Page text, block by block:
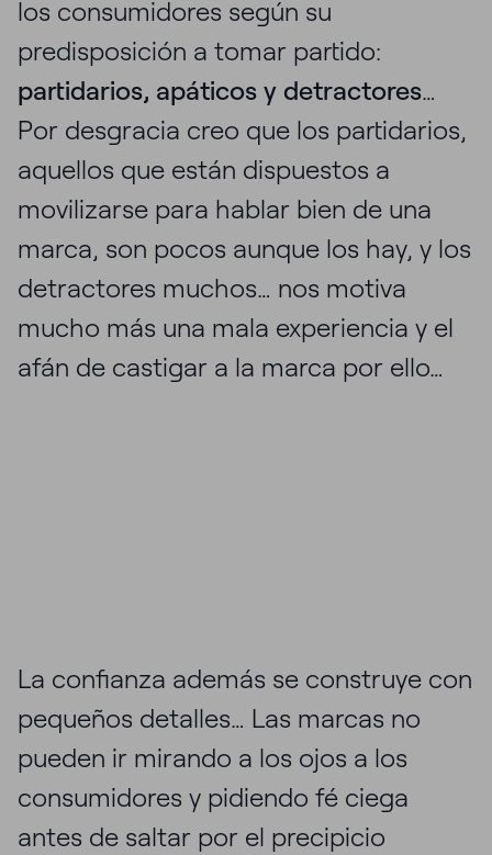
los consumidores según su
predisposición a tomar partido:
partidarios, apáticos y detractores…
Por desgracia creo que los partidarios,
aquellos que están dispuestos a
movilizarse para hablar bien de una
marca, son pocos aunque los hay, y los
detractores muchos… nos motiva
mucho más una mala experiencia y el
afán de castigar a la marca por ello…
La confianza además se construye con
pequeños detalles… Las marcas no
pueden ir mirando a los ojos a los
consumidores y pidiendo fé ciega
antes de saltar por el precipicio